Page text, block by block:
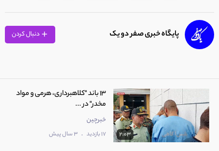
پایگاه خبری صفر دو یک
2:03
13 باند "کلاهبرداری، هرمی و مواد
مخدر" در ...
خبرچین
17 بازدید . 3 سال پیش